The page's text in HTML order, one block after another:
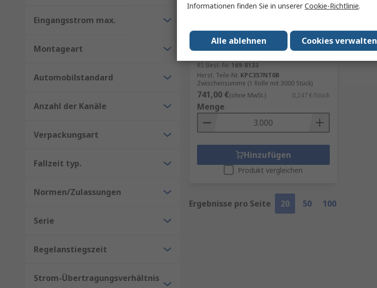
Eingangsstrom max.
Montageart
Automobilstandard
Anzahl der Kanäle
Verpackungsart
Fallzeit typ.
Normen/Zulassungen
Serie
Regelanstiegszeit
Strom-Übertragungsverhältnis
Cosmo KPC357NT-0B Oberfläche 1
Optokoppler DC-In, 4-Pin DIP,
Isolation 3.75 kVrms
RS Best.-Nr. 169-8133
Herst. Teile-Nr. KPC357NT0B
Zwischensumme (1 Rolle mit 3000 Stück)
741,00 €(ohne MwSt.) 0,247 €/Stück
Menge
Hinzufügen
Produkt vergleichen
Ergebnisse pro Seite 20 50 100
Informationen finden Sie in unsererCookie-Richtlinie.
Cookies verwalten
Alle ablehnen